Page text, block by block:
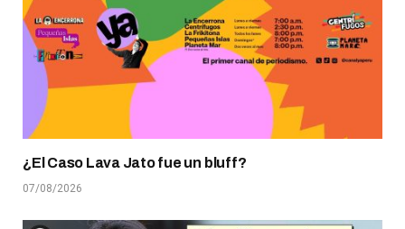
¿El Caso Lava Jato fue un bluff?
07/08/2026